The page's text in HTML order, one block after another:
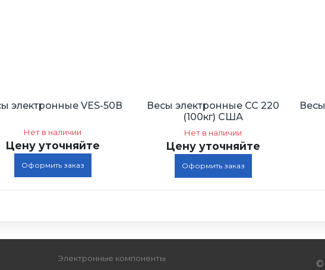
электронные VES-50В
Нет в наличии
Цену уточняйте
Оформить заказ
Весы электронные СС 220
(100кг) США
Нет в наличии
Цену уточняйте
Оформить заказ
Электронные компоненты
©